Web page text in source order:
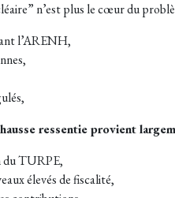
n’est plus le cœur du
l’ARENH,
ressentie provient
du TURPE,
élevés de fiscalité,